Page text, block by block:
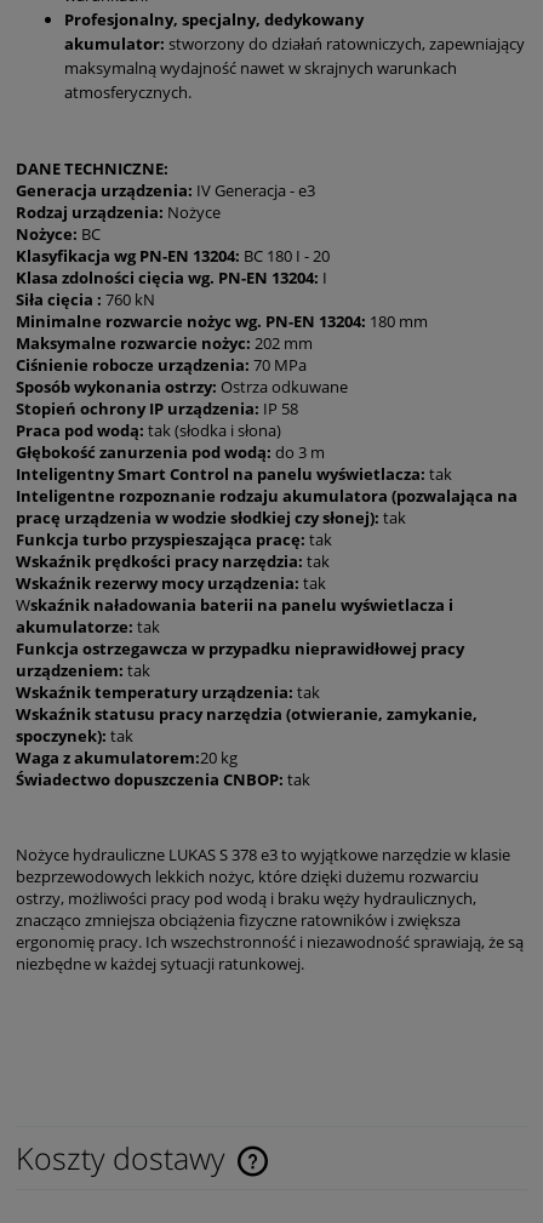
Profesjonalny, specjalny, dedykowany
akumulator: stworzony do działań ratowniczych, zapewniający
maksymalną wydajność nawet w skrajnych warunkach
atmosferycznych.
DANE TECHNICZNE:
Generacja urządzenia: IV Generacja - e3
Rodzaj urządzenia: Nożyce
Nożyce: BC
Klasyfikacja wg PN-EN 13204: BC 180 I - 20
Klasa zdolności cięcia wg. PN-EN 13204: I
Siła cięcia : 760 kN
Minimalne rozwarcie nożyc wg. PN-EN 13204: 180 mm
Maksymalne rozwarcie nożyc: 202 mm
Ciśnienie robocze urządzenia: 70 MPa
Sposób wykonania ostrzy: Ostrza odkuwane
Stopień ochrony IP urządzenia: IP 58
Praca pod wodą: tak (słodka i słona)
Głębokość zanurzenia pod wodą: do 3 m
Inteligentny Smart Control na panelu wyświetlacza: tak
Inteligentne rozpoznanie rodzaju akumulatora (pozwalająca na
pracę urządzenia w wodzie słodkiej czy słonej): tak
Funkcja turbo przyspieszająca pracę: tak
Wskaźnik prędkości pracy narzędzia: tak
Wskaźnik rezerwy mocy urządzenia: tak
Wskaźnik naładowania baterii na panelu wyświetlacza i
akumulatorze: tak
Funkcja ostrzegawcza w przypadku nieprawidłowej pracy
urządzeniem: tak
Wskaźnik temperatury urządzenia: tak
Wskaźnik statusu pracy narzędzia (otwieranie, zamykanie,
spoczynek): tak
Waga z akumulatorem:20 kg
Świadectwo dopuszczenia CNBOP: tak
Nożyce hydrauliczne LUKAS S 378 e3 to wyjątkowe narzędzie w klasie
bezprzewodowych lekkich nożyc, które dzięki dużemu rozwarciu
ostrzy, możliwości pracy pod wodą i braku węży hydraulicznych,
znacząco zmniejsza obciążenia fizyczne ratowników i zwiększa
ergonomię pracy. Ich wszechstronność i niezawodność sprawiają, że są
niezbędne w każdej sytuacji ratunkowej.
Koszty dostawy
Cena nie zawiera ewentualnych kosztów płatności